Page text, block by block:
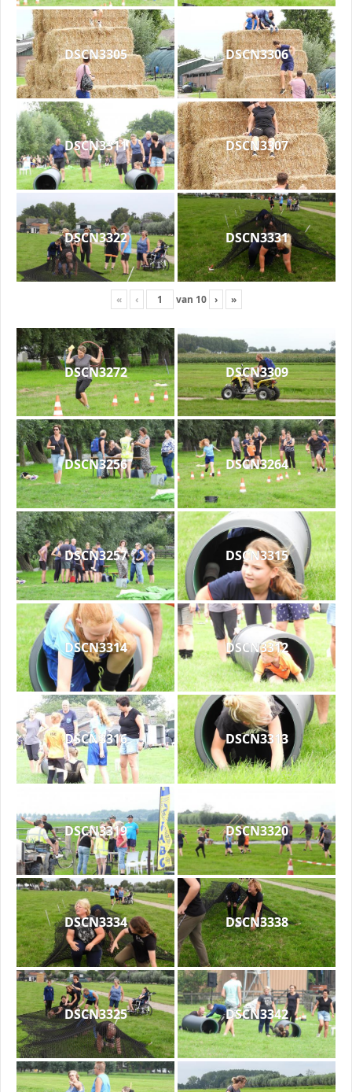
DSCN3305 DSCN3306
DSCN3311 DSCN3307
DSCN3322 DSCN3331
« ‹ van 10 › »
DSCN3272 DSCN3309
DSCN3256 DSCN3264
DSCN3257 DSCN3315
DSCN3314 DSCN3312
DSCN3316 DSCN3313
DSCN3319 DSCN3320
DSCN3334 DSCN3338
DSCN3325 DSCN3342